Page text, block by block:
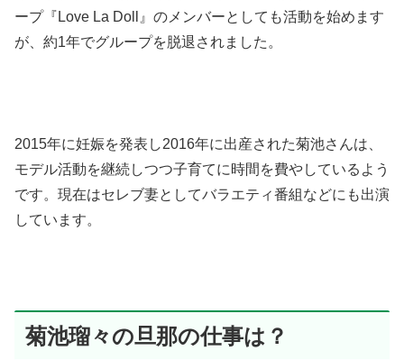
ープ『Love La Doll』のメンバーとしても活動を始めます
が、約1年でグループを脱退されました。
2015年に妊娠を発表し2016年に出産された菊池さんは、
モデル活動を継続しつつ子育てに時間を費やしているよう
です。現在はセレブ妻としてバラエティ番組などにも出演
しています。
菊池瑠々の旦那の仕事は？